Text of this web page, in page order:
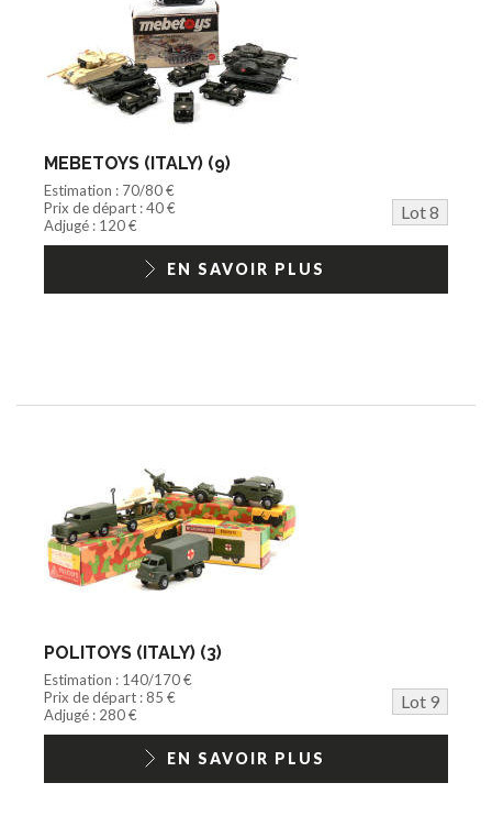
MEBETOYS (ITALY) (9)
Estimation : 70/80 €
Prix de départ : 40 €
Lot 8
Adjugé : 120 €
EN SAVOIR PLUS
POLITOYS (ITALY) (3)
Estimation : 140/170 €
Prix de départ : 85 €
Lot 9
Adjugé : 280 €
EN SAVOIR PLUS